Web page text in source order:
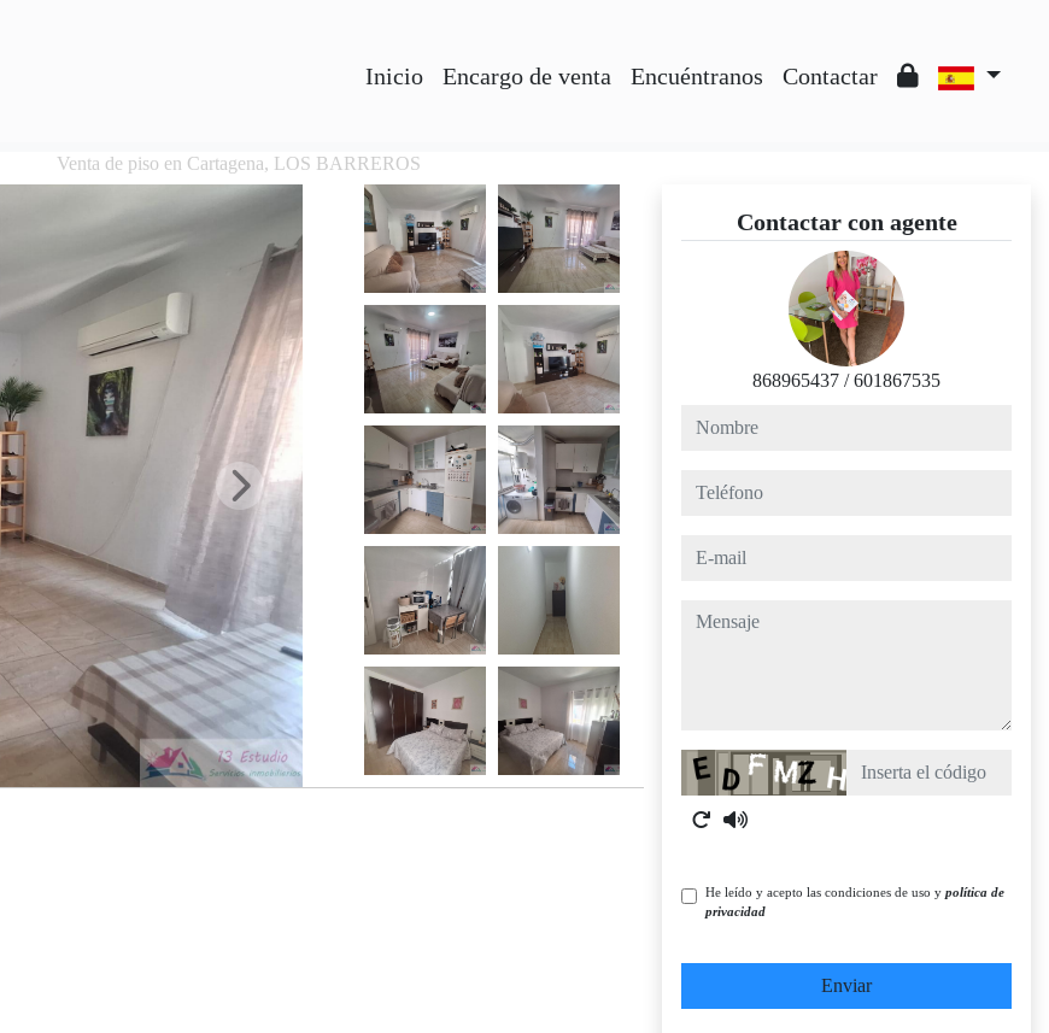
Inicio Encargo de venta Encuéntranos Contactar
Venta de piso en Cartagena, LOS BARREROS
Contactar con agente
868965437 /601867535
nombre
teléfono
e-mail
mensaje
Captcha
He leído y acepto las condiciones de uso y política de
privacidad
Enviar